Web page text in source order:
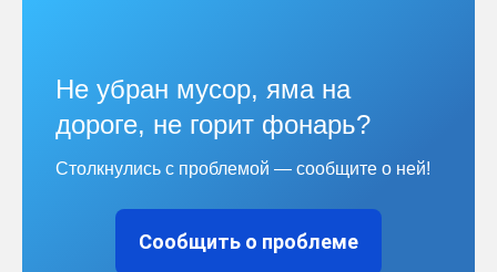
Не убран мусор, яма на
дороге, не горит фонарь?
Столкнулись с проблемой — сообщите о ней!
Сообщить о проблеме